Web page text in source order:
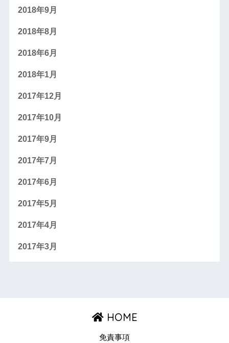
2018年9月
2018年8月
2018年6月
2018年1月
2017年12月
2017年10月
2017年9月
2017年7月
2017年6月
2017年5月
2017年4月
2017年3月
HOME
免責事項